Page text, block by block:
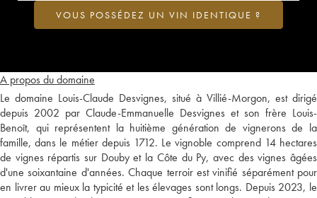
A propos du domaine
Le domaine Louis-Claude Desvignes, situé à Villié-Morgon, est dirigé
depuis 2002 par Claude-Emmanuelle Desvignes et son frère Louis-
Benoît, qui représentent la huitième génération de vignerons de la
famille, dans le métier depuis 1712. Le vignoble comprend 14 hectares
de vignes répartis sur Douby et la Côte du Py, avec des vignes âgées
d'une soixantaine d'années. Chaque terroir est vinifié séparément pour
en livrer au mieux la typicité et les élevages sont longs. Depuis 2023, le
VOUS POSSÉDEZ UN VIN IDENTIQUE ?